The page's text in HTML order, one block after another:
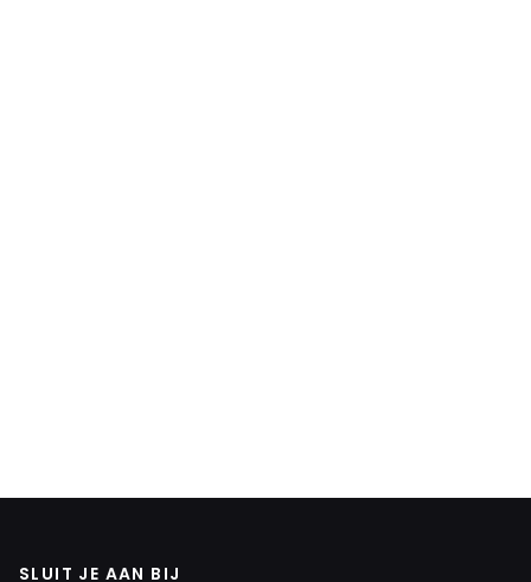
SLUIT JE AAN BIJ